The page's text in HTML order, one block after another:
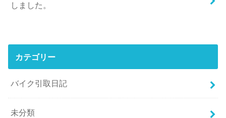
しました。
カテゴリー
バイク引取日記
未分類